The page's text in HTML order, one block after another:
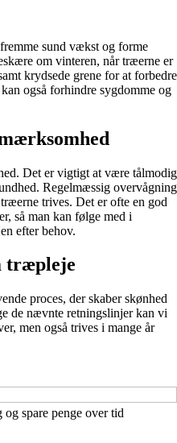
sund vækst og forme
om vinteren, når træerne er
krydsede grene for at forbedre
også forhindre sygdomme og
Det er vigtigt at være tålmodig
Regelmæssig overvågning
trives. Det er ofte en god
så man kan følge med i
efter behov.
træpleje
proces, der skaber skønhed
de nævnte retningslinjer kan vi
men også trives i mange år
og spare penge over tid